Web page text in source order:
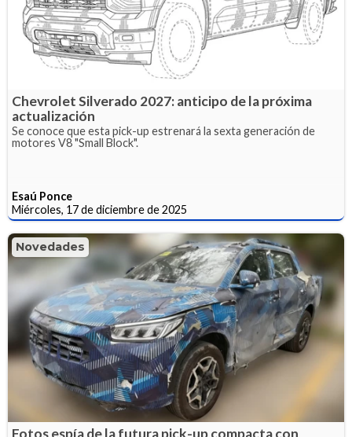
Chevrolet Silverado 2027: anticipo de la próxima
actualización
Se conoce que esta pick-up estrenará la sexta generación de
motores V8 "Small Block".
Esaú Ponce
Miércoles, 17 de diciembre de 2025
Novedades